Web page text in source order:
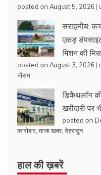
posted on August 5, 2026 |
सराहनीय:
एकड़
मिशन की
posted on August 3, 2026 |
मौसम
डिकैथलॉन की
खरीदारी पर
posted on
कारोबार ताजा खबर देहरादून
हाल की ख़बरें